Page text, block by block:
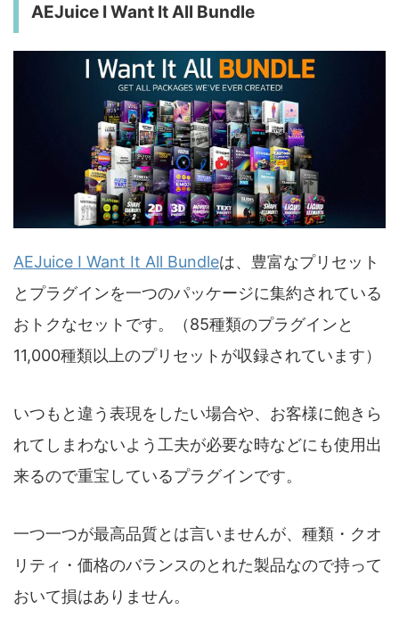
AEJuice I Want It All Bundle
AEJuice I Want It All Bundleは、豊富なプリセット
とプラグインを一つのパッケージに集約されている
おトクなセットです。（85種類のプラグインと
11,000種類以上のプリセットが収録されています）
いつもと違う表現をしたい場合や、お客様に飽きら
れてしまわないよう工夫が必要な時などにも使用出
来るので重宝しているプラグインです。
一つ一つが最高品質とは言いませんが、種類・クオ
リティ・価格のバランスのとれた製品なので持って
おいて損はありません。